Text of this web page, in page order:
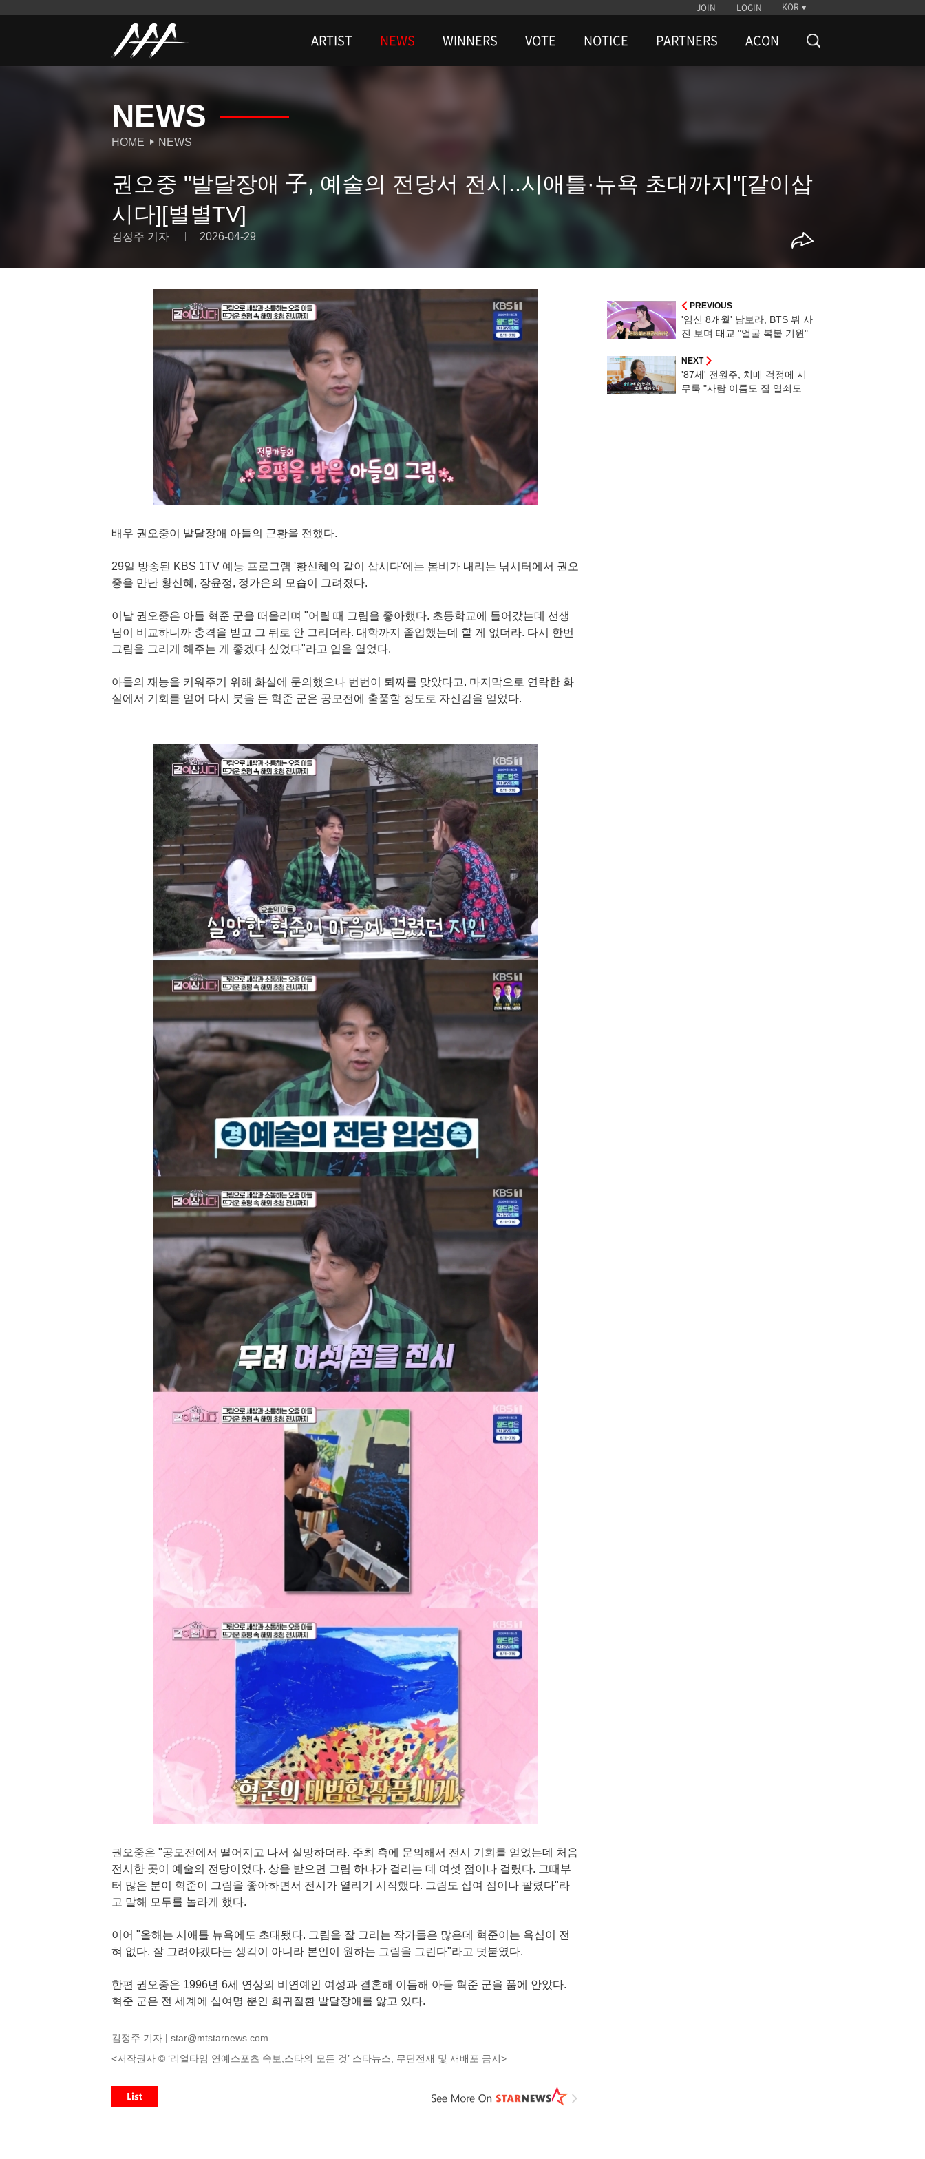
JOIN LOGIN KOR
ARTIST NEWS WINNERS VOTE NOTICE PARTNERS ACON
NEWS
HOME NEWS
권오중 "발달장애 子, 예술의 전당서 전시..시애틀·뉴욕 초대까지"[같이삽
시다][별별TV]
김정주 기자 2026-04-29
배우 권오중이 발달장애 아들의 근황을 전했다.
29일 방송된 KBS 1TV 예능 프로그램 '황신혜의 같이 삽시다'에는 봄비가 내리는 낚시터에서 권오
중을 만난 황신혜, 장윤정, 정가은의 모습이 그려졌다.
이날 권오중은 아들 혁준 군을 떠올리며 "어릴 때 그림을 좋아했다. 초등학교에 들어갔는데 선생
님이 비교하니까 충격을 받고 그 뒤로 안 그리더라. 대학까지 졸업했는데 할 게 없더라. 다시 한번
그림을 그리게 해주는 게 좋겠다 싶었다"라고 입을 열었다.
아들의 재능을 키워주기 위해 화실에 문의했으나 번번이 퇴짜를 맞았다고. 마지막으로 연락한 화
실에서 기회를 얻어 다시 붓을 든 혁준 군은 공모전에 출품할 정도로 자신감을 얻었다.
권오중은 "공모전에서 떨어지고 나서 실망하더라. 주최 측에 문의해서 전시 기회를 얻었는데 처음
전시한 곳이 예술의 전당이었다. 상을 받으면 그림 하나가 걸리는 데 여섯 점이나 걸렸다. 그때부
터 많은 분이 혁준이 그림을 좋아하면서 전시가 열리기 시작했다. 그림도 십여 점이나 팔렸다"라
고 말해 모두를 놀라게 했다.
이어 "올해는 시애틀 뉴욕에도 초대됐다. 그림을 잘 그리는 작가들은 많은데 혁준이는 욕심이 전
혀 없다. 잘 그려야겠다는 생각이 아니라 본인이 원하는 그림을 그린다"라고 덧붙였다.
한편 권오중은 1996년 6세 연상의 비연예인 여성과 결혼해 이듬해 아들 혁준 군을 품에 안았다.
혁준 군은 전 세계에 십여명 뿐인 희귀질환 발달장애를 앓고 있다.
김정주 기자 | star@mtstarnews.com
<저작권자 © ‘리얼타임 연예스포츠 속보,스타의 모든 것’ 스타뉴스, 무단전재 및 재배포 금지>
PREVIOUS
'임신 8개월' 남보라, BTS 뷔 사
진 보며 태교 "얼굴 복붙 기원"
NEXT
'87세' 전원주, 치매 걱정에 시
무룩 "사람 이름도 집 열쇠도